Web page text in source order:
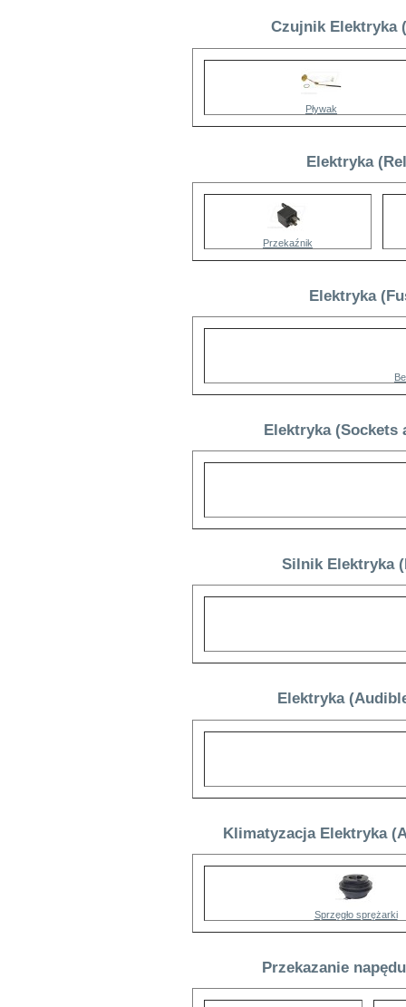
Czujnik Elektryka
Pływak
Elektryka
Przekaźnik
Elektryka
Elektryka (Sockets
Silnik Elektryka
Elektryka
Klimatyzacja Elektryka
Sprzęgło sprężarki
Przekazanie